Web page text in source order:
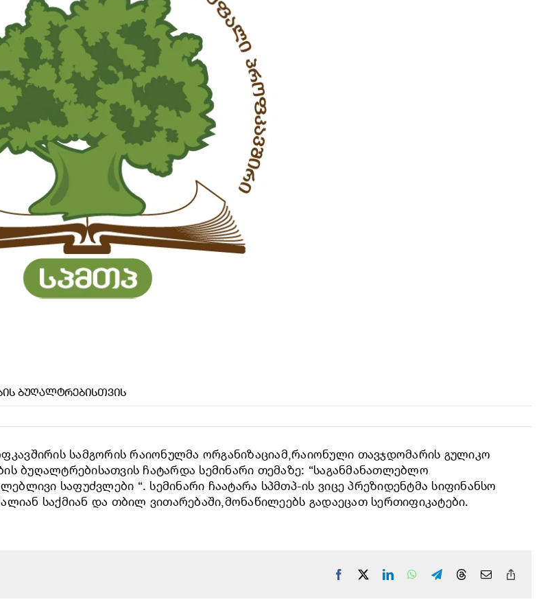
ᲑᲣᲦᲐᲚᲢᲠᲔᲑᲘᲡᲗᲕᲘᲡ
სამგორის რაიონულმა ორგანიზაციამ,რაიონული თავჯდომარის გულიკო
ბუღალტრებისათვის ჩატარდა სემინარი თემაზე: “საგანმანათლებლო
საფუძვლები “. სემინარი ჩაატარა სპმთპ-ის ვიცე პრეზიდენტმა სიფინანსო
საქმიან და თბილ ვითარებაში,მონაწილეებს გადაეცათ სერთიფიკატები.
Facebook LinkedInWhatsApp
TelegramThreadsEmail